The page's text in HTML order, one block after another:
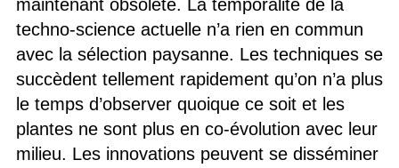
maintenant obsolète. La temporalité de la
techno-science actuelle n’a rien en commun
avec la sélection paysanne. Les techniques se
succèdent tellement rapidement qu’on n’a plus
le temps d’observer quoique ce soit et les
plantes ne sont plus en co-évolution avec leur
milieu. Les innovations peuvent se disséminer